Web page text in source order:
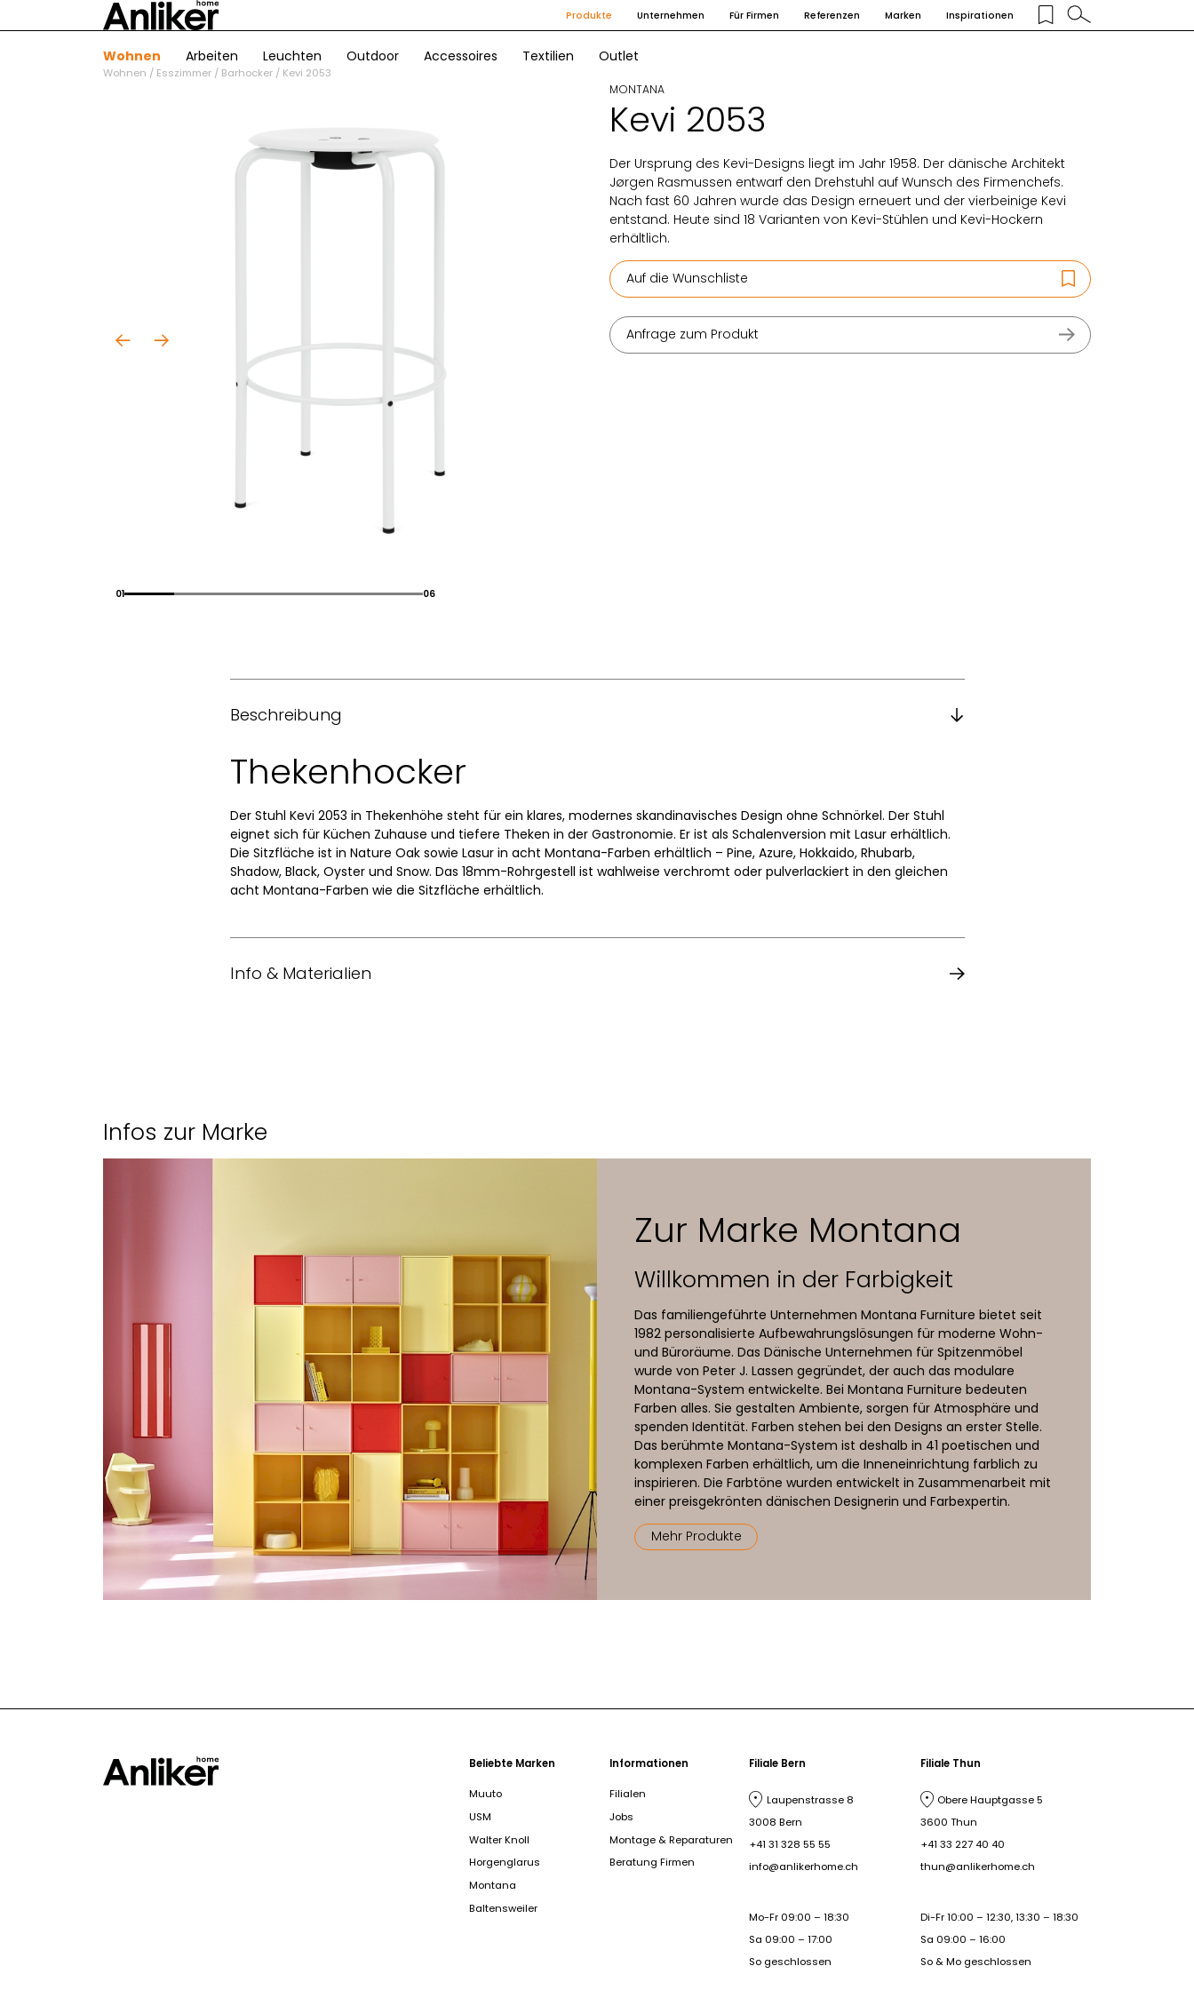
Produkte Unternehmen Für Firmen Referenzen Marken Inspirationen
Wohnen Arbeiten Leuchten Outdoor Accessoires Textilien Outlet
Wohnen / Esszimmer / Barhocker / Kevi 2053
01 06
MONTANA
Kevi 2053
Der Ursprung des Kevi-Designs liegt im Jahr 1958. Der dänische Architekt
Jørgen Rasmussen entwarf den Drehstuhl auf Wunsch des Firmenchefs.
Nach fast 60 Jahren wurde das Design erneuert und der vierbeinige Kevi
entstand. Heute sind 18 Varianten von Kevi-Stühlen und Kevi-Hockern
erhältlich.
Auf die Wunschliste
Anfrage zum Produkt
Beschreibung
Thekenhocker
Der Stuhl Kevi 2053 in Thekenhöhe steht für ein klares, modernes skandinavisches Design ohne Schnörkel. Der Stuhl
eignet sich für Küchen Zuhause und tiefere Theken in der Gastronomie. Er ist als Schalenversion mit Lasur erhältlich.
Die Sitzfläche ist in Nature Oak sowie Lasur in acht Montana-Farben erhältlich – Pine, Azure, Hokkaido, Rhubarb,
Shadow, Black, Oyster und Snow. Das 18mm-Rohrgestell ist wahlweise verchromt oder pulverlackiert in den gleichen
acht Montana-Farben wie die Sitzfläche erhältlich.
Info & Materialien
Masse (L x B)
Infos zur Marke
Zur Marke Montana
Willkommen in der Farbigkeit
Das familiengeführte Unternehmen Montana Furniture bietet seit
1982 personalisierte Aufbewahrungslösungen für moderne Wohn-
und Büroräume. Das Dänische Unternehmen für Spitzenmöbel
wurde von Peter J. Lassen gegründet, der auch das modulare
Montana-System entwickelte. Bei Montana Furniture bedeuten
Farben alles. Sie gestalten Ambiente, sorgen für Atmosphäre und
spenden Identität. Farben stehen bei den Designs an erster Stelle.
Das berühmte Montana-System ist deshalb in 41 poetischen und
komplexen Farben erhältlich, um die Inneneinrichtung farblich zu
inspirieren. Die Farbtöne wurden entwickelt in Zusammenarbeit mit
einer preisgekrönten dänischen Designerin und Farbexpertin.
Mehr Produkte
Beliebte Marken
Muuto
USM
Walter Knoll
Horgenglarus
Montana
Baltensweiler
Informationen
Filialen
Jobs
Montage & Reparaturen
Beratung Firmen
Filiale Bern
Laupenstrasse 8
3008 Bern
+41 31 328 55 55
info@anlikerhome.ch
Mo-Fr 09:00 – 18:30
Sa 09:00 – 17:00
So geschlossen
Filiale Thun
Obere Hauptgasse 5
3600 Thun
+41 33 227 40 40
thun@anlikerhome.ch
Di-Fr 10:00 – 12:30, 13:30 – 18:30
Sa 09:00 – 16:00
So & Mo geschlossen